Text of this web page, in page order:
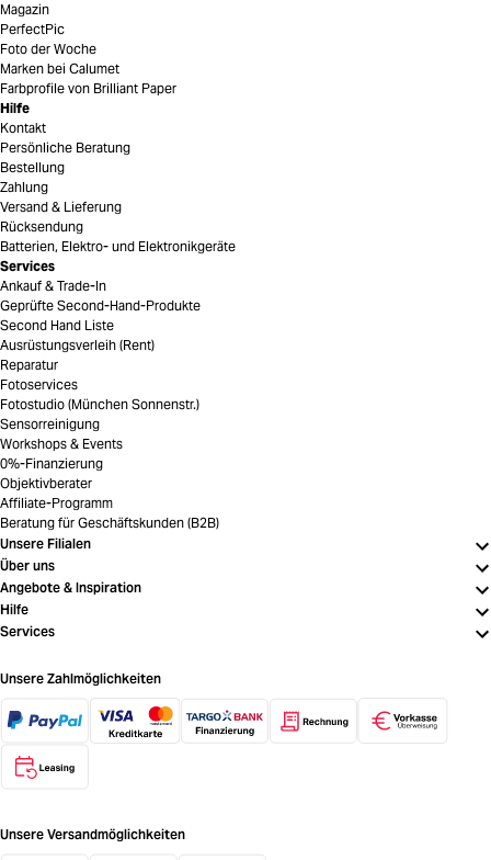
Magazin
PerfectPic
Foto der Woche
Marken bei Calumet
Farbprofile von Brilliant Paper
Hilfe
Kontakt
Persönliche Beratung
Bestellung
Zahlung
Versand & Lieferung
Rücksendung
Batterien, Elektro- und Elektronikgeräte
Services
Ankauf & Trade-In
Geprüfte Second-Hand-Produkte
Second Hand Liste
Ausrüstungsverleih (Rent)
Reparatur
Fotoservices
Fotostudio (München Sonnenstr.)
Sensorreinigung
Workshops & Events
0%-Finanzierung
Objektivberater
Affiliate-Programm
Beratung für Geschäftskunden (B2B)
Unsere Filialen
Über uns
Angebote & Inspiration
Hilfe
Services
Unsere Zahlmöglichkeiten
Unsere Versandmöglichkeiten